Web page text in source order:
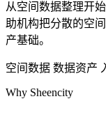
从空间数据整理开
助机构把分散的空
产基础。
空间数据 数据资产
Why Sheencity